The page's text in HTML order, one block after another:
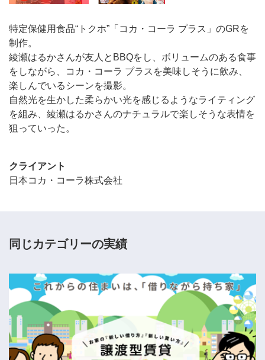
特定保健用食品“トクホ”「コカ・コーラ プラス」のGRを
制作。
綾瀬はるかさんが友人とBBQをし、ボリュームのある食事
をしながら、コカ・コーラ プラスを美味しそうに飲み、
楽しんでいるシーンを撮影。
自然光を生かした柔らかい光を感じるようなライティング
を組み、綾瀬はるかさんのナチュラルで楽しそうな表情を
狙っていった。
クライアント
日本コカ・コーラ株式会社
同じカテゴリーの実績